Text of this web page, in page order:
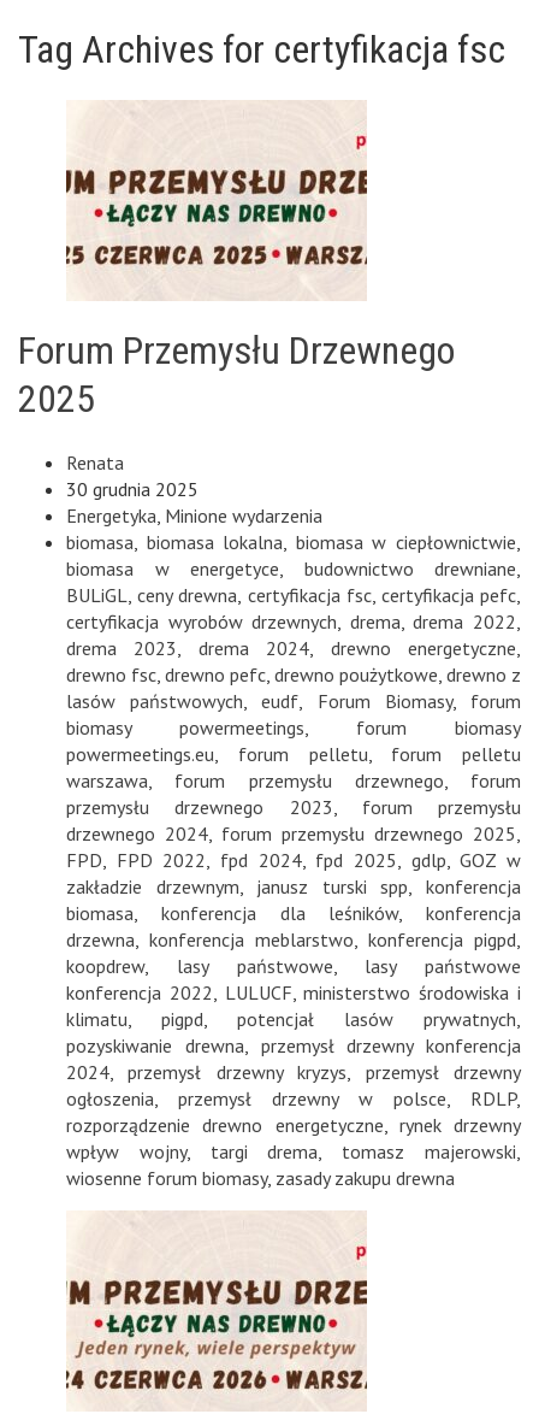
Tag Archives for certyfikacja fsc
Forum Przemysłu Drzewnego
2025
Renata
30 grudnia 2025
Energetyka Minione wydarzenia
biomasa biomasa lokalna biomasa w ciepłownictwie
biomasa w energetyce
budownictwo drewniane
BULiGL ,ceny drewna certyfikacja fsc, certyfikacja pefc
certyfikacja wyrobów drzewnych drema ,drema 2022
drema 2023
drema 2024 drewno energetyczne
drewno fsc drewno pefc drewno poużytkowe drewno z
lasów państwowych ,eudf Forum Biomasy, forum
biomasy powermeetings
forum biomasy
powermeetings.eu
forum pelletu
forum pelletu
warszawa
forum przemysłu drzewnego
forum
przemysłu drzewnego 2023
forum przemysłu
drzewnego 2024 forum przemysłu drzewnego 2025
FPD
FPD 2022 fpd 2024, fpd 2025 gdlp ,GOZ w
zakładzie drzewnym
janusz turski spp ,konferencja
biomasa
konferencja dla leśników, konferencja
drzewna
konferencja meblarstwo konferencja pigpd
koopdrew, lasy państwowe
lasy państwowe
konferencja 2022
LULUCF ,ministerstwo środowiska i
klimatu
pigpd potencjał lasów prywatnych
pozyskiwanie drewna
przemysł drzewny konferencja
2024 ,przemysł drzewny kryzys
przemysł drzewny
ogłoszenia
przemysł drzewny w polsce RDLP,
rozporządzenie drewno energetyczne
rynek drzewny
wpływ wojny, targi drema tomasz majerowski
wiosenne forum biomasy, zasady zakupu drewna